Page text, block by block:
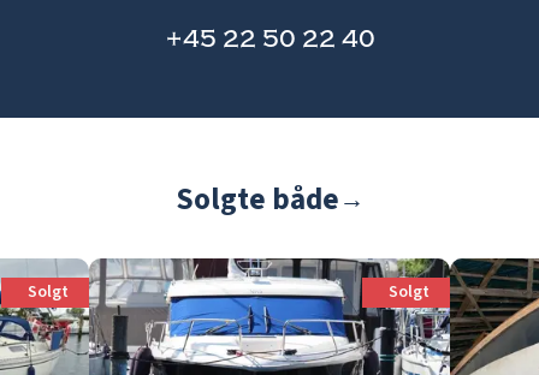
+45 22 50 22 40
Solgte både→
Solgt Solgt